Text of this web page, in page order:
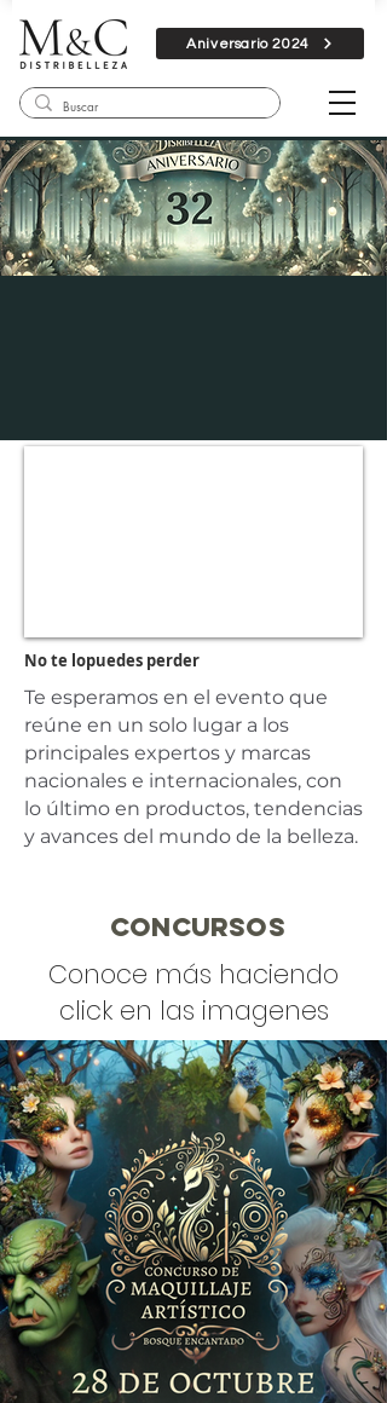
Aniversario 2024
No te lopuedes perder
Te esperamos en el evento que
reúne en un solo lugar a los
principales expertos y marcas
nacionales e internacionales, con
lo último en productos, tendencias
y avances del mundo de la belleza.
CONCURSOS
Conoce más haciendo
click en las imagenes